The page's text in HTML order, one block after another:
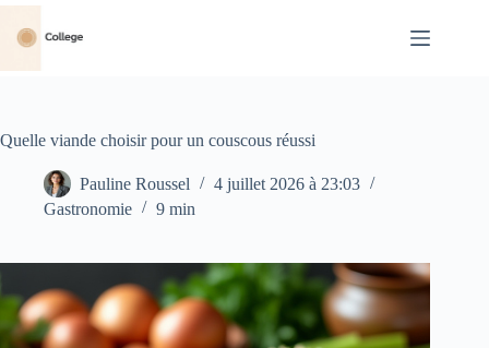
Passer
contenu
Quelle viande choisir pour un couscous réussi
Pauline Roussel
4 juillet 2026 à 23:03
Gastronomie
9 min